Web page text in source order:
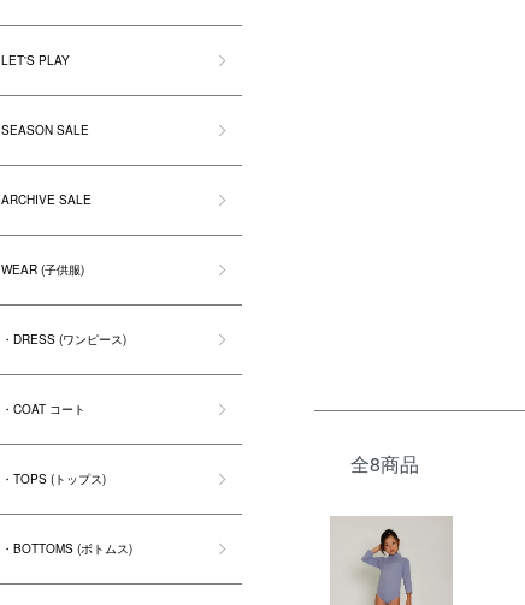
全8商品
LET'S PLAY
SEASON SALE
ARCHIVE SALE
WEAR (子供服)
・DRESS (ワンピース)
・COAT コート
・TOPS (トップス)
・BOTTOMS (ボトムス)